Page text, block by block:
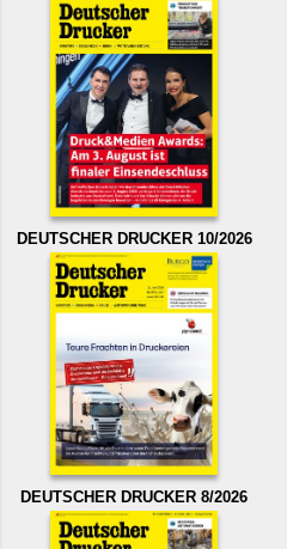
DEUTSCHER DRUCKER 10/2026
DEUTSCHER DRUCKER 8/2026